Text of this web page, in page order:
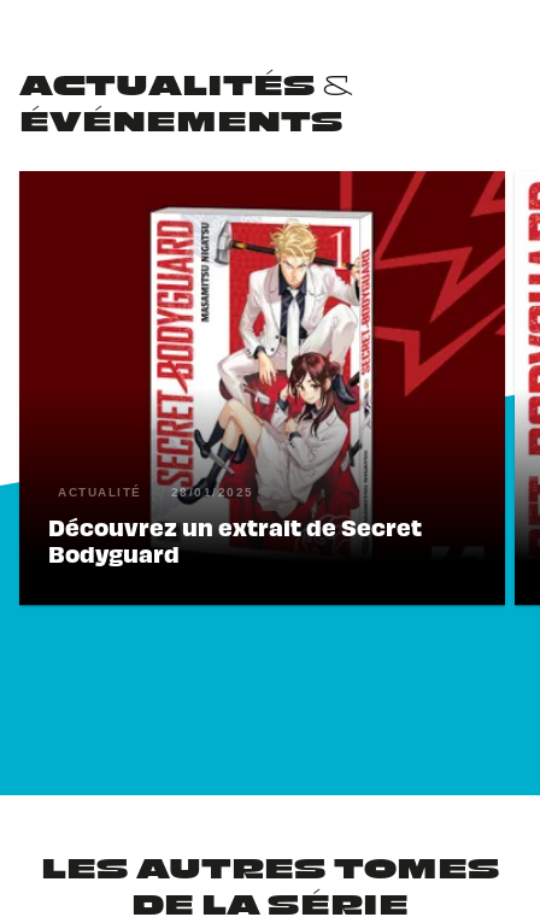
ACTUALITÉS &
ÉVÉNEMENTS
ACTUALITÉ 28/01/2025
Découvrez un extrait de Secret
Bodyguard
LES AUTRES TOMES
DE LA SÉRIE